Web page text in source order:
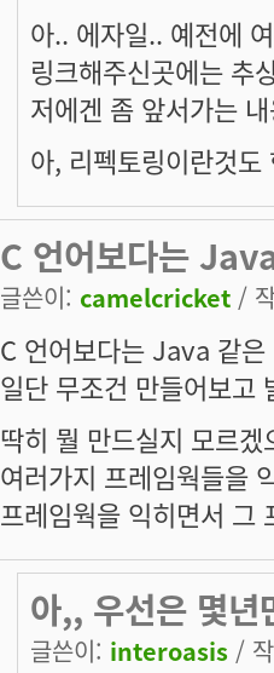
아.. 에자일.. 예전에
링크해주신곳에는 추
저에겐 좀 앞서가는
아, 리펙토링이란것
C 언어보다는
글쓴이: camelcricket /
C 언어보다는 Java 같
일단 무조건 만들어보고
딱히 뭘 만드실지 모르겠
여러가지 프레임웍들을
프레임웍을 익히면서 그
아,, 우선은 몇년
글쓴이: interoasis /